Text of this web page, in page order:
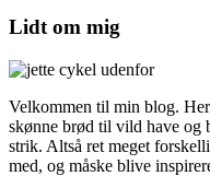
Lidt om mig
Velkommen til min blog.
skønne brød til vild have
strik. Altså ret meget
med, og måske blive